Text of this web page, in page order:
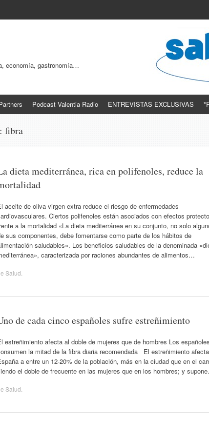
economía, gastronomía…
Podcast Valentia Radio ENTREVISTAS EXCLUSIVAS
fibra
dieta mediterránea, rica en polifenoles, reduce la
aceite de oliva virgen extra reduce el riesgo de enfermedades
Ciertos polifenoles están asociados con efectos
a la mortalidad «La dieta mediterránea en su conjunto, no solo
sus componentes, debe fomentarse como parte de los hábitos de
saludables». Los beneficios saludables de la denominada
caracterizada por raciones abundantes de alimentos…
Salud
de cada cinco españoles sufre estreñimiento
estreñimiento afecta al doble de mujeres que de hombres Los españoles
la mitad de la fibra diaria recomendada El estreñimiento
a entre un 12-20% de la población, más en la ciudad que en el
el doble de frecuente en las mujeres que en los hombres; y
Salud